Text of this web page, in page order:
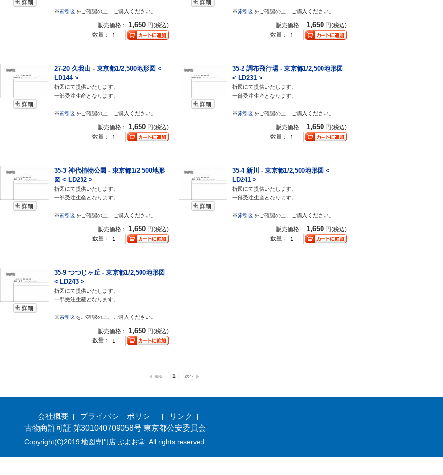
※索引図をご確認の上、ご購入ください。
販売価格： 1,650 円(税込)
数量：
※索引図をご確認の上、ご購入ください。
販売価格： 1,650 円(税込)
数量：
27-20 久我山 - 東京都1/2,500地形図 <
LD144 >
折図にて提供いたします。
一部受注生産となります。
※索引図をご確認の上、ご購入ください。
販売価格： 1,650 円(税込)
数量：
35-2 調布飛行場 - 東京都1/2,500地形図
< LD231 >
折図にて提供いたします。
一部受注生産となります。
※索引図をご確認の上、ご購入ください。
販売価格： 1,650 円(税込)
数量：
35-3 神代植物公園 - 東京都1/2,500地形
図 < LD232 >
折図にて提供いたします。
一部受注生産となります。
※索引図をご確認の上、ご購入ください。
販売価格： 1,650 円(税込)
数量：
35-4 新川 - 東京都1/2,500地形図 <
LD241 >
折図にて提供いたします。
一部受注生産となります。
※索引図をご確認の上、ご購入ください。
販売価格： 1,650 円(税込)
数量：
35-9 つつじヶ丘 - 東京都1/2,500地形図
< LD243 >
折図にて提供いたします。
一部受注生産となります。
※索引図をご確認の上、ご購入ください。
販売価格： 1,650 円(税込)
数量：
| 1|
会社概要 プライバシーポリシー
リンク
古物商許可証 第301040709058号 東京都公安委員会
Copyright(C)2019 地図専門店 ぶよお堂. All rights reserved.